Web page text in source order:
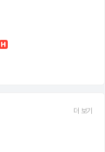
더 보기